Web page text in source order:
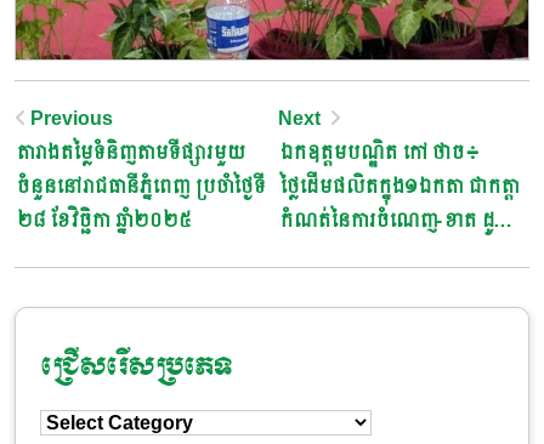
Post
Navigation
Previous
តារាងតម្លៃទំនិញតាមទីផ្សារមួយ
ចំនួននៅរាជធានីភ្នំពេញ ប្រចាំថ្ងៃទី
២៨ ខែវិច្ឆិកា ឆ្នាំ២០២៥
Next
ឯកឧត្តមបណ្ឌិត កៅ ថាច៖
ថ្លៃដេីមផលិតក្នុង១ឯកតា​ ជាកត្តា
កំណត់នៃការចំណេញ-ខាត ដូច្នោះ
ជ្រើសរើសប្រភេទ
ជ្រើសរើស